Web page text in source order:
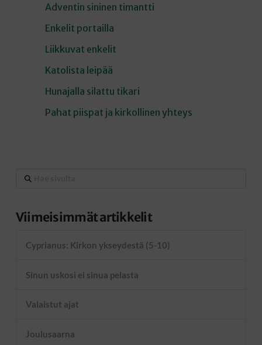
Adventin sininen timantti
Enkelit portailla
Liikkuvat enkelit
Katolista leipää
Hunajalla silattu tikari
Pahat piispat ja kirkollinen yhteys
Hae
Viimeisimmät artikkelit
Cyprianus: Kirkon ykseydestä (5-10)
Sinun uskosi ei sinua pelasta
Valaistut ajat
Joulusaarna